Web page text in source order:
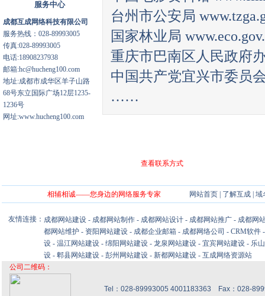
服务中心
成都互成网络科技有限公司
服务热线：028-89993005
传真:028-89993005
电话:18908237938
邮箱:hc@hucheng100.com
地址:成都市成华区羊子山路
68号东立国际广场12层1235-
1236号
网址:www.hucheng100.com
台州市公安局
国家林业局
重庆市巴南区人民政府
中国共产党宜兴市委员
……
查看联系方式
相辅相诚——您身边的网络服务专家 网站首页| 了解互成| 域
友情连接： 成都网站建设 - 成都网站制作 - 成都网站设计 - 成都网站推广 - 成都网
都网站维护 - 资阳网站建设 - 成都企业邮箱 - 成都网络公司 - CRM软件
设 - 温江网站建设 - 绵阳网站建设 - 龙泉网站建设 - 宜宾网站建设 - 乐
设 - 郫县网站建设 - 彭州网站建设 - 新都网站建设 - 互成网络资源站
公司二维码：
Tel：028-89993005 4001183363 Fax：028-